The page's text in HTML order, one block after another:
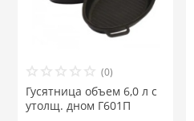
(0)
Гусятница объем 6,0 л с
утолщ. дном Г601П